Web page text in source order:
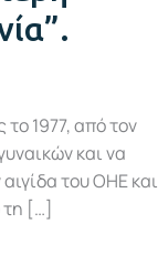
1977, από τον
και να
του ΟΗΕ και
τη […]